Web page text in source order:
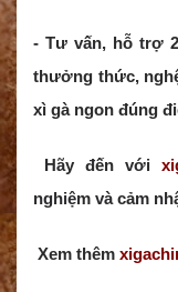
- Tư vấn, hỗ trợ
thưởng thức,
xì gà ngon đúng
Hãy đến với
nghiệm và cảm
Xem thêm